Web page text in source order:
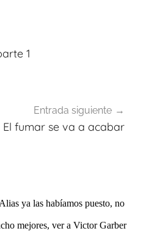
1
Entrada siguiente
El fumar se va a acabar